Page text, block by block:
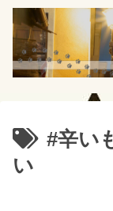
#辛い
い